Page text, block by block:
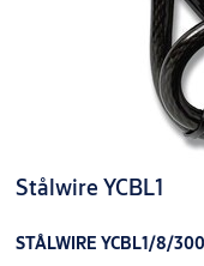
Stålwire YCBL1
STÅLWIRE YCBL1/8/300